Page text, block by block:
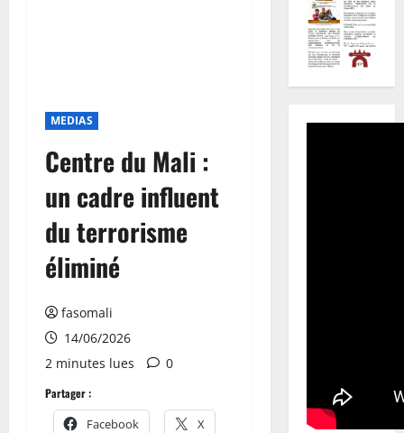
MEDIAS
Centre du Mali :
un cadre influent
du terrorisme
éliminé
fasomali
14/06/2026
2 minutes lues
0
Partager :
Facebook X